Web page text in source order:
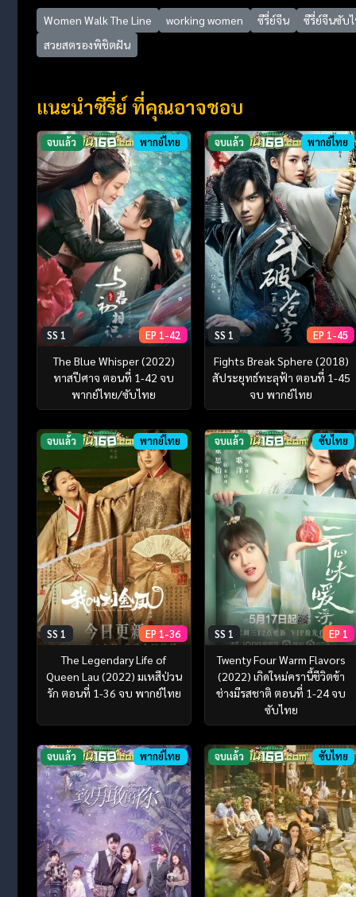
Women Walk The Line working women ซีรี่ย์จีน ซีรี่ย์จีนซับ
สวยสตรองพิชิตฝัน
แนะนำซีรี่ย์ ที่คุณอาจชอบ
จบแล้ว พากย์ไทย
SS 1 EP 1-42
The Blue Whisper (2022)
ทาสปีศาจ ตอนที่ 1-42 จบ
พากย์ไทย/ซับไทย
จบแล้ว พากย์ไทย
SS 1 EP 1-45
Fights Break Sphere (2018)
สัประยุทธ์ทะลุฟ้า ตอนที่ 1-45
จบ พากย์ไทย
จบแล้ว พากย์ไทย
SS 1 EP 1-36
The Legendary Life of
Queen Lau (2022) มเหสีป่วน
รัก ตอนที่ 1-36 จบ พากย์ไทย
จบแล้ว ซับไทย
SS 1 EP 1
Twenty Four Warm Flavors
(2022) เกิดใหม่ครานี้ชีวิตข้า
ช่างมีรสชาติ ตอนที่ 1-24 จบ
ซับไทย
จบแล้ว พากย์ไทย จบแล้ว ซับไทย